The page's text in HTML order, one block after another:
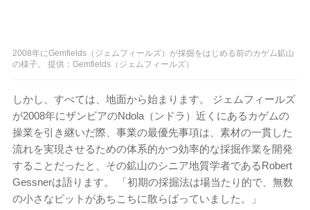
2008年にGemfields（ジェムフィールズ）が採掘をはじめる前のカゲム鉱山
の様子。 提供：Gemfields（ジェムフィールズ）
しかし、すべては、地面から始まります。 ジェムフィールズ
が2008年にザンビアのNdola（ンドラ）近くにあるカゲムの
操業を引き継いだ際、事業の最優先事項は、素材の一貫した
流れを実現させるための体系的かつ効率的な採掘作業を開発
することだったと、その鉱山のシニア地質学者であるRobert
Gessnerは語ります。 「初期の採掘法は場当たり的で、無数
の小さなピットがあちこちに散らばっていました。」